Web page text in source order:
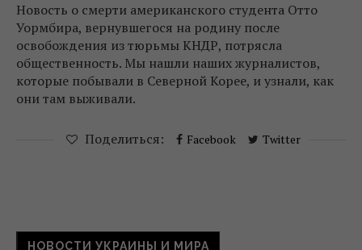
Новость о смерти американского студента Отто
Уормбира, вернувшегося на родину после
освобождения из тюрьмы КНДР, потрясла
общественность. Мы нашли наших журналистов,
которые побывали в Северной Корее, и узнали, как
они там выживали.
Поделиться: Facebook Twitter
НОВОСТИ УКРАИНЫ И МИРА